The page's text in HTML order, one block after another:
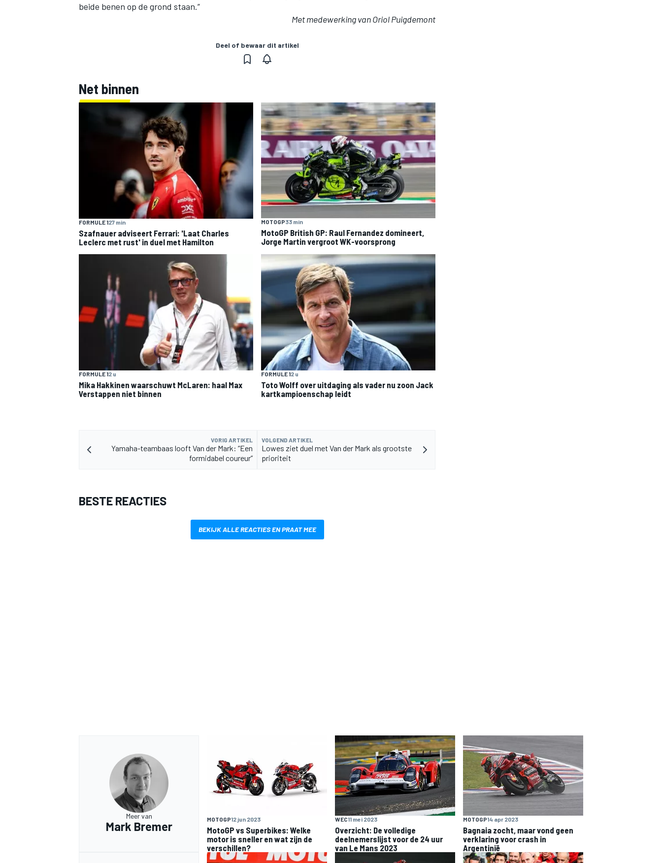
MEER RACEKLASSEN
beide benen op de grond staan.”
Met medewerking van Oriol Puigdemont
Deel of bewaar dit artikel
Net binnen
FORMULE 127 min
Szafnauer adviseert Ferrari: 'Laat Charles
Leclerc met rust' in duel met Hamilton
MOTOGP33 min
MotoGP British GP: Raul Fernandez domineert,
Jorge Martin vergroot WK-voorsprong
FORMULE 12 u
Mika Hakkinen waarschuwt McLaren: haal Max
Verstappen niet binnen
FORMULE 12 u
Toto Wolff over uitdaging als vader nu zoon Jack
kartkampioenschap leidt
VORIG ARTIKEL
Yamaha-teambaas looft Van der Mark: “Een
formidabel coureur”
VOLGEND ARTIKEL
Lowes ziet duel met Van der Mark als grootste
prioriteit
BESTE REACTIES
BEKIJK ALLE REACTIES EN PRAAT MEE
Meer van
Mark Bremer
MOTOGP12 jun 2023
MotoGP vs Superbikes: Welke
motor is sneller en wat zijn de
verschillen?
WEC11 mei 2023
Overzicht: De volledige
deelnemerslijst voor de 24 uur
van Le Mans 2023
MOTOGP14 apr 2023
Bagnaia zocht, maar vond geen
verklaring voor crash in
Argentinië